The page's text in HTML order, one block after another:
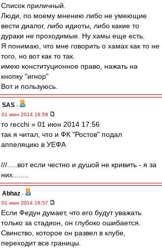
Список приличный.
Люди, по моему мнению либо не умеющие
вести диалог, либо идиоты, либо какие то
дураки не проходимые. Ну хамы еще есть.
Я понимаю, что мне говорить о хамах как то не
того, но вот как то так.
имею конституционное право, нажать на
кнопку "игнор"
Вот и пользуюсь.
SAS -
01 июн 2014 16:59
то recchi » 01 июн 2014 17:56
так я читал, что и ФК "Ростов" подал
аппеляцию в УЕФА
///.....вот если честно и душой не кривить - я за
них........
Abhaz -
01 июн 2014 16:57
Если Федун думает, что его будут уважать
только за стадион, он глубоко ошибается.
Свинство, которое он развел в клубе,
переходит все границы.